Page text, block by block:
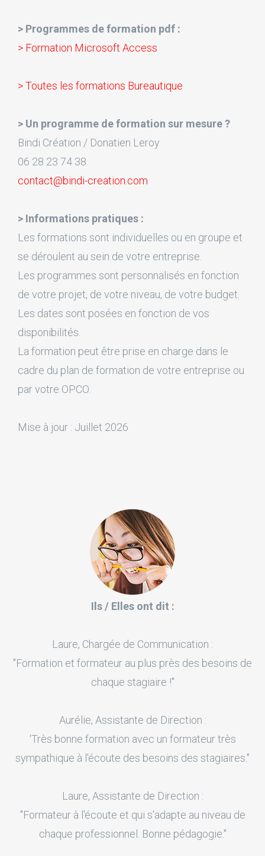
> Programmes de formation pdf :
> Formation Microsoft Access
> Toutes les formations Bureautique
> Un programme de formation sur mesure ?
Bindi Création / Donatien Leroy
06 28 23 74 38
contact@bindi-creation.com
> Informations pratiques :
Les formations sont individuelles ou en groupe et
se déroulent au sein de votre entreprise.
Les programmes sont personnalisés en fonction
de votre projet, de votre niveau, de votre budget.
Les dates sont posées en fonction de vos
disponibilités.
La formation peut être prise en charge dans le
cadre du plan de formation de votre entreprise ou
par votre OPCO.
Mise à jour : Juillet 2026
Ils / Elles ont dit :
Laure, Chargée de Communication :
"Formation et formateur au plus près des besoins de
chaque stagiaire !"
Aurélie, Assistante de Direction :
'Très bonne formation avec un formateur très
sympathique à l'écoute des besoins des stagiaires."
Laure, Assistante de Direction :
"Formateur à l'écoute et qui s'adapte au niveau de
chaque professionnel. Bonne pédagogie."